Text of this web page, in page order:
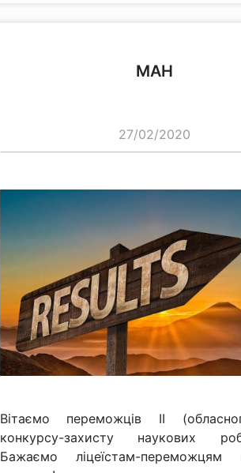
МАН
27/02/2020
Вітаємо переможців ІІ
конкурсу-захисту наукових
Бажаємо ліцеїстам-переможцям